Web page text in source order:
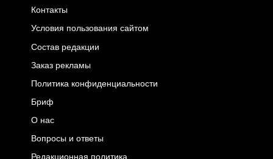
Контакты
Условия пользования сайтом
Состав редакции
Заказ рекламы
Политика конфиденциальности
Бриф
О нас
Вопросы и ответы
Редакционная политика